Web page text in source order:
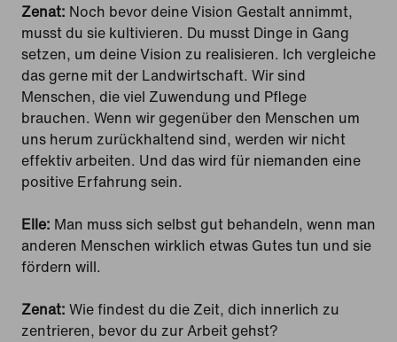
Zenat: Noch bevor deine Vision Gestalt annimmt,
musst du sie kultivieren. Du musst Dinge in Gang
setzen, um deine Vision zu realisieren. Ich vergleiche
das gerne mit der Landwirtschaft. Wir sind
Menschen, die viel Zuwendung und Pflege
brauchen. Wenn wir gegenüber den Menschen um
uns herum zurückhaltend sind, werden wir nicht
effektiv arbeiten. Und das wird für niemanden eine
positive Erfahrung sein.
Elle: Man muss sich selbst gut behandeln, wenn man
anderen Menschen wirklich etwas Gutes tun und sie
fördern will.
Zenat: Wie findest du die Zeit, dich innerlich zu
zentrieren, bevor du zur Arbeit gehst?